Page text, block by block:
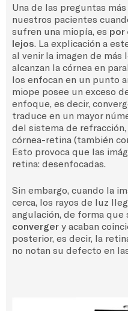
Una de las preguntas
nuestros pacientes
sufren una miopía, es por
lejos . La explicación a
al venir la imagen de más
alcanzan la córnea en
los enfocan en un punto
miope posee un exceso
enfoque, es decir,
traduce en un mayor
del sistema de
córnea-retina (también
Esto provoca que las
retina: desenfocadas.
Sin embargo, cuando la
cerca, los rayos de luz
angulación, de forma que
converger y acaban
posterior, es decir, la
no notan su defecto en